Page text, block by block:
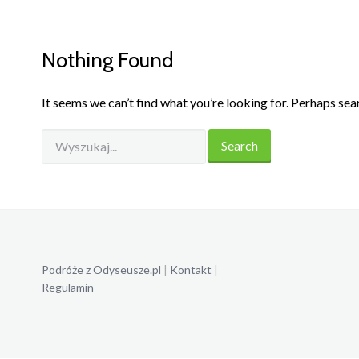
Nothing Found
It seems we can’t find what you’re looking for. Perhaps
Podróże z Odyseusze.pl | Kontakt |
Regulamin